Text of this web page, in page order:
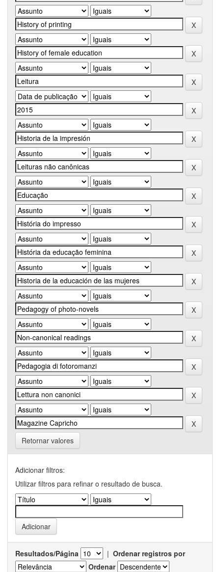
Retornar valores
Adicionar filtros:
Utilizar filtros para refinar o resultado de busca.
Resultados/Página | Ordenar registros por
Ordenar